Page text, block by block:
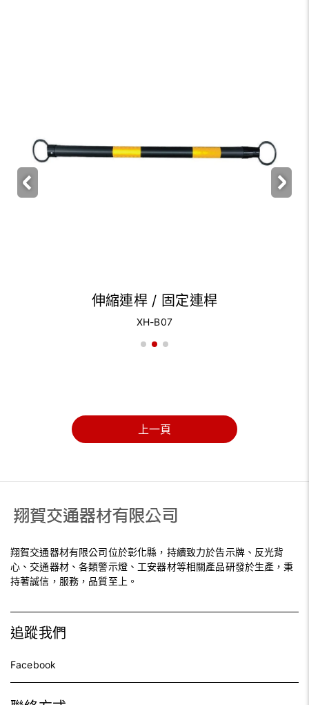
伸縮連桿 / 固定連桿
XH-B07
上一頁
翔賀交通器材有限公司位於彰化縣，持續致力於告示牌、反光背
心、交通器材、各類警示燈、工安器材等相關產品研發於生產，秉
持著誠信，服務，品質至上。
追蹤我們
Facebook